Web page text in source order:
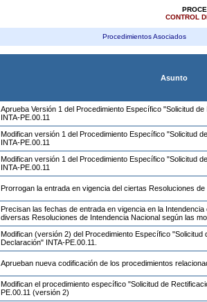
CONTROL
Procedimientos Asociados
Asunto
Aprueba Versión 1 del Procedimiento Específico "Solicitud
INTA-PE.00.11
Modifican versión 1 del Procedimiento Específico "Solicitud
INTA-PE.00.11
Modifican versión 1 del Procedimiento Específico "Solicitud
INTA-PE.00.11
Prorrogan la entrada en vigencia del ciertas Resoluciones
Precisan las fechas de entrada en vigencia en la Intendencia
diversas Resoluciones de Intendencia Nacional según las
Modifican (versión 2) del Procedimiento Específico "Solicitud
Declaración" INTA-PE.00.11.
Aprueban nueva codificación de los procedimientos
Modifican el procedimiento específico "Solicitud de
PE.00.11 (versión 2)